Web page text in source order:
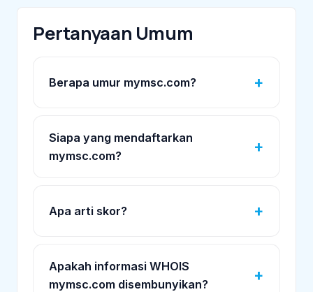
Pertanyaan Umum
Berapa umur mymsc.com?
Siapa yang mendaftarkan
mymsc.com?
Apa arti skor?
Apakah informasi WHOIS
mymsc.com disembunyikan?